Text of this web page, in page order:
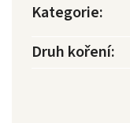
Kategorie:
Druh koření: